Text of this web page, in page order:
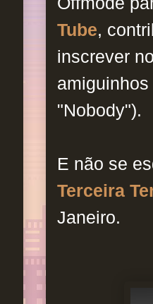
Tube,
inscrever
"Nobody").
E não se
Terceira
Janeiro.